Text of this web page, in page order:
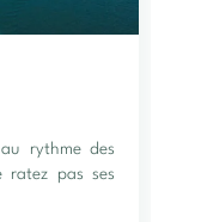
rythme des
ratez pas ses